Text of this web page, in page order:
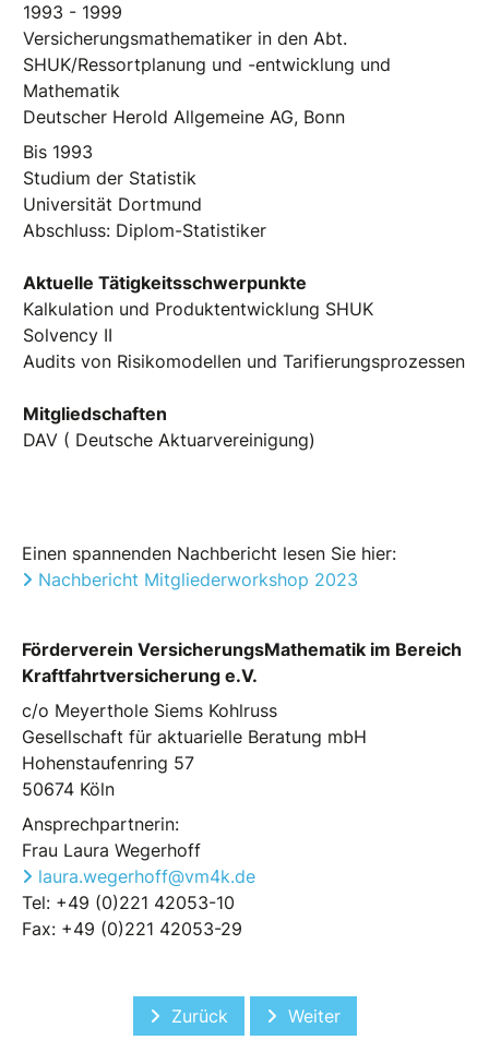
1993 - 1999
Versicherungsmathematiker in den Abt.
SHUK/Ressortplanung und -entwicklung und
Mathematik
Deutscher Herold Allgemeine AG, Bonn
Bis 1993
Studium der Statistik
Universität Dortmund
Abschluss: Diplom-Statistiker
Aktuelle Tätigkeitsschwerpunkte
Kalkulation und Produktentwicklung SHUK
Solvency II
Audits von Risikomodellen und Tarifierungsprozessen
Mitgliedschaften
DAV ( Deutsche Aktuarvereinigung)
Einen spannenden Nachbericht lesen Sie hier:
Nachbericht Mitgliederworkshop 2023
Förderverein VersicherungsMathematik im Bereich
Kraftfahrtversicherung e.V.
c/o Meyerthole Siems Kohlruss
Gesellschaft für aktuarielle Beratung mbH
Hohenstaufenring 57
50674 Köln
Ansprechpartnerin:
Frau Laura Wegerhoff
laura.wegerhoff@vm4k.de
Tel: +49 (0)221 42053-10
Fax: +49 (0)221 42053-29
Vorheriger Beitrag: Jubiläumsfeier 10
Zurück Nächster Beitrag:
Weiter